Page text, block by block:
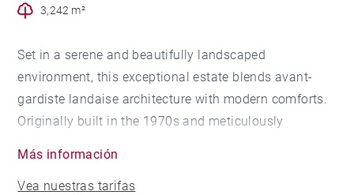
3,242 m²
Set in a serene and beautifully landscaped
environment, this exceptional estate blends avant-
gardiste landaise architecture with modern comforts.
Originally built in the 1970s and meticulously
bathrooms. The inviting salon and dining area,
Más información
Vea nuestras tarifas